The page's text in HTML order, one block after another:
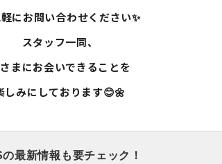
にお問い合わせください✨
スタッフ一同、
まにお会いできることを
しみにしております😊🌼
最新情報も要チェック！